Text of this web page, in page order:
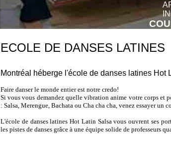
ECOLE DE DANSES LATINES
Montréal héberge l'école de danses latines Hot
Faire danser le monde entier est notre credo!
Si vous vous demandez quelle vibration anime votre corps et
: Salsa, Merengue, Bachata ou Cha cha cha, venez essayer un
L'école de danses latines Hot Latin Salsa vous ouvrent ses
les pistes de danses grâce à une équipe solide de professeurs